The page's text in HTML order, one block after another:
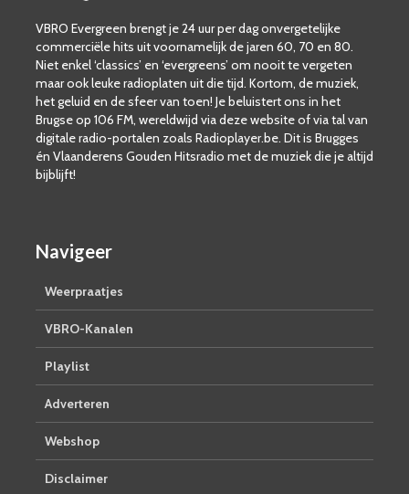
VBRO Evergreen brengt je 24 uur per dag onvergetelijke
commerciële hits uit voornamelijk de jaren 60, 70 en 80.
Niet enkel ‘classics’ en ‘evergreens’ om nooit te vergeten
maar ook leuke radioplaten uit die tijd. Kortom, de muziek,
het geluid en de sfeer van toen! Je beluistert ons in het
Brugse op 106 FM, wereldwijd via deze website of via tal van
digitale radio-portalen zoals Radioplayer.be. Dit is Brugges
én Vlaanderens Gouden Hitsradio met de muziek die je altijd
bijblijft!
Navigeer
Weerpraatjes
VBRO-Kanalen
Playlist
Adverteren
Webshop
Disclaimer